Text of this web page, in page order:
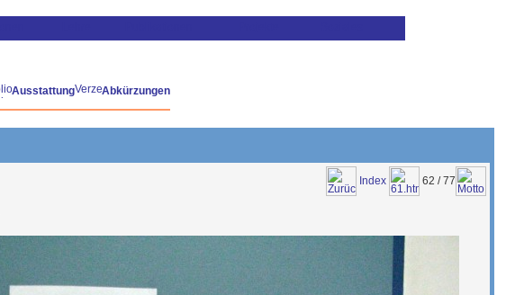
Ausstattung Abkürzungen
Index 62 / 77